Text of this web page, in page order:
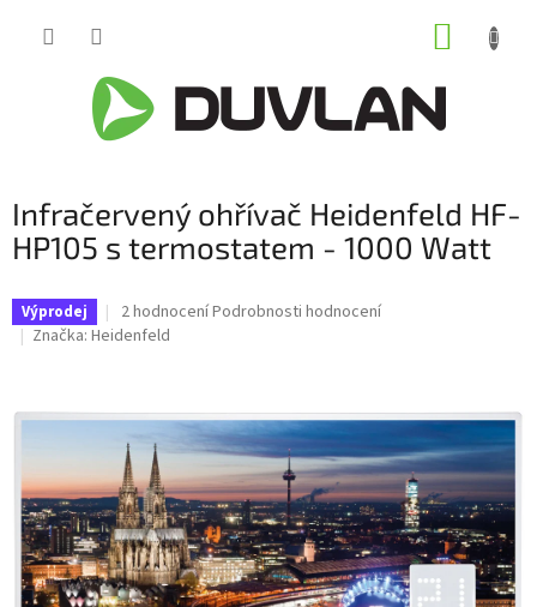
Infračervený ohřívač Heidenfeld HF-
HP105 s termostatem - 1000 Watt
Výprodej
Průměrné
hodnocení
z
5
hvězdiček.
2 hodnoceníPodrobnosti hodnocení
Značka: Heidenfeld